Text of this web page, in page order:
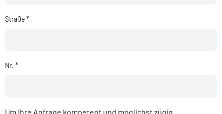
Straße *
Nr. *
Um Ihre Anfrage kompetent und möglichst zügig